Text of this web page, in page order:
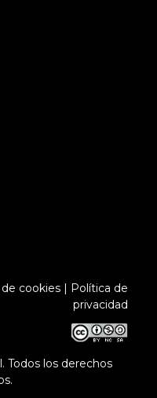
cookies| Política de
privacidad
Todos los derechos